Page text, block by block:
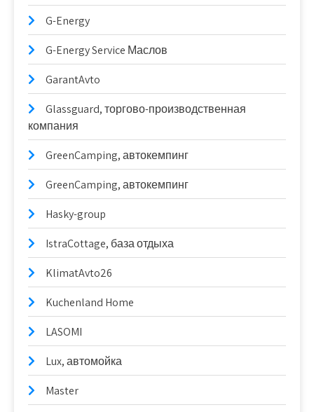
G-Energy
G-Energy Service Маслов
GarantAvto
Glassguard, торгово-производственная
компания
GreenCamping, автокемпинг
GreenCamping, автокемпинг
Hasky-group
IstraCottage, база отдыха
KlimatAvto26
Kuchenland Home
LASOMI
Lux, автомойка
Master